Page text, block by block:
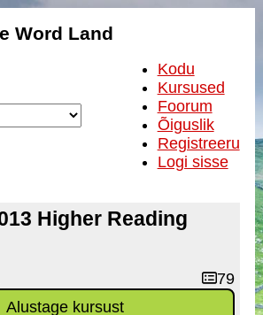
Word Land
Kodu
Kursused
Foorum
Õiguslik
Registreeru
Logi sisse
Higher Reading
79
Alustage kursust